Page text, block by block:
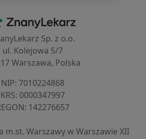
ZnanyLekarz - Strona główna
Sp. z o.o.
ul. Kolejowa 5/7
Warszawa, Polska
NIP: ⁠7010224868
KRS: ⁠0000347997
⁠142276657
m.st. Warszawy w Warszawie XII